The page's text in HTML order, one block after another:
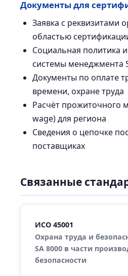
Документы для
Заявка с реквизитами
областью
Социальная политика
системы менеджмента
Документы по оплате
времени, охране труда
Расчёт прожиточного
wage) для региона
Сведения о цепочке
поставщиках
Связанные
ИСО 45001
Охрана труда и
SA 8000 в части
безопасности